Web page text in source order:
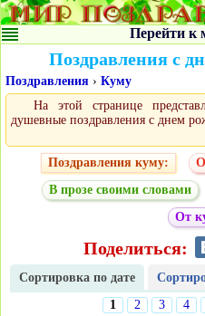
Перейти к
Поздравления с
Поздравления › Куму
На этой странице
душевные поздравления с днем
Поздравления куму:
В прозе своими словами
От
Поделиться:
Сортировка по дате
1
2 3 4